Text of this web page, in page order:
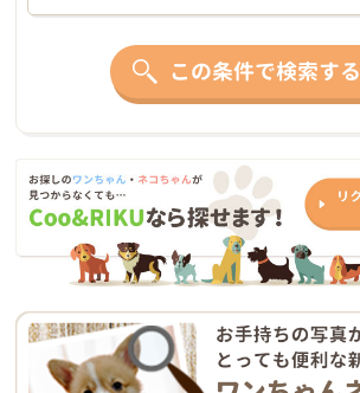
この条件で検索する